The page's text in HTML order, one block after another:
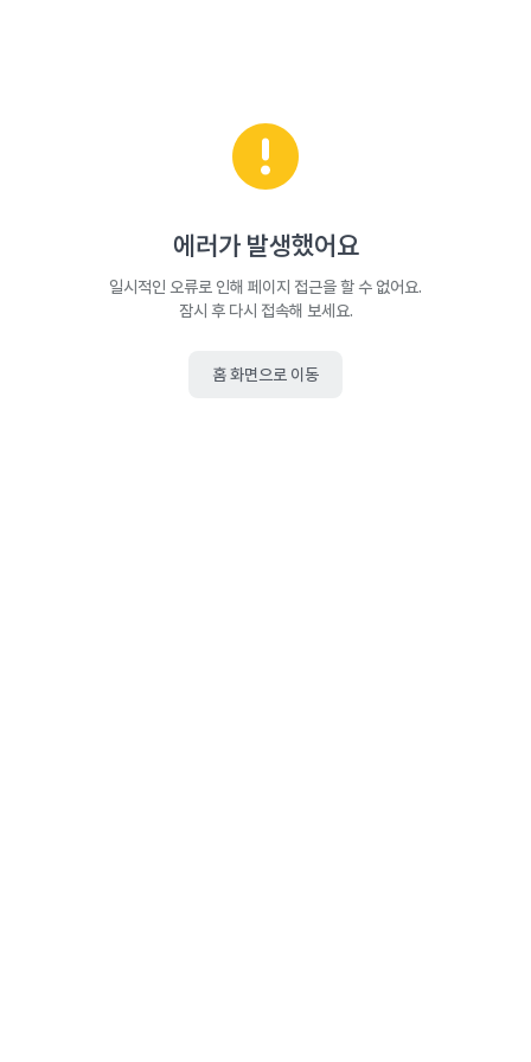
에러가 발생했어요
일시적인 오류로 인해 페이지 접근을 할 수 없어요.
잠시 후 다시 접속해 보세요.
홈 화면으로 이동